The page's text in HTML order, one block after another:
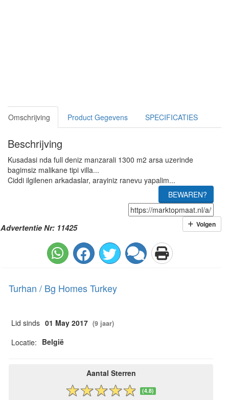
Omschrijving Product Gegevens SPECIFICATIES
Beschrijving
Kusadasi nda full deniz manzarali 1300 m2 arsa uzerinde
bagimsiz malikane tipi villa...
Ciddi ilgilenen arkadaslar, arayiniz ranevu yapalim...
BEWAREN?
Advertentie Nr: 11425 Volgen
Turhan / Bg Homes Turkey
Lid sinds 01 May 2017 (9 jaar)
Locatie: België
Aantal Sterren
(4.8)